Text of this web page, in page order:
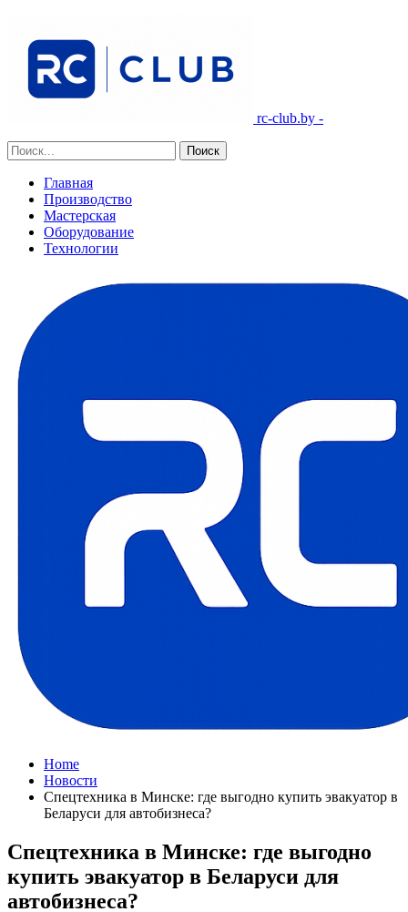
rc-club.by -
Главная
Производство
Мастерская
Оборудование
Технологии
Home
Новости
Спецтехника в Минске: где выгодно купить эвакуатор в
Беларуси для автобизнеса?
Спецтехника в Минске: где выгодно
купить эвакуатор в Беларуси для
автобизнеса?